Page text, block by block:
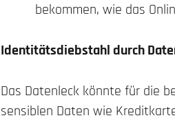
bekommen, wie das
Identitätsdiebstahl durch
Das Datenleck könnte für die
sensiblen Daten wie